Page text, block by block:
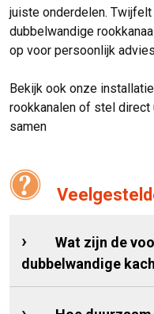
juiste onderdelen.
dubbelwandige
op voor persoonlijk
Bekijk ook onze
rookkanalen of stel direct
samen
Wat zijn de
dubbelwandige